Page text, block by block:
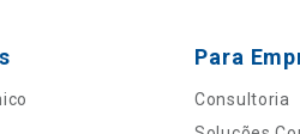
Para
Consultoria